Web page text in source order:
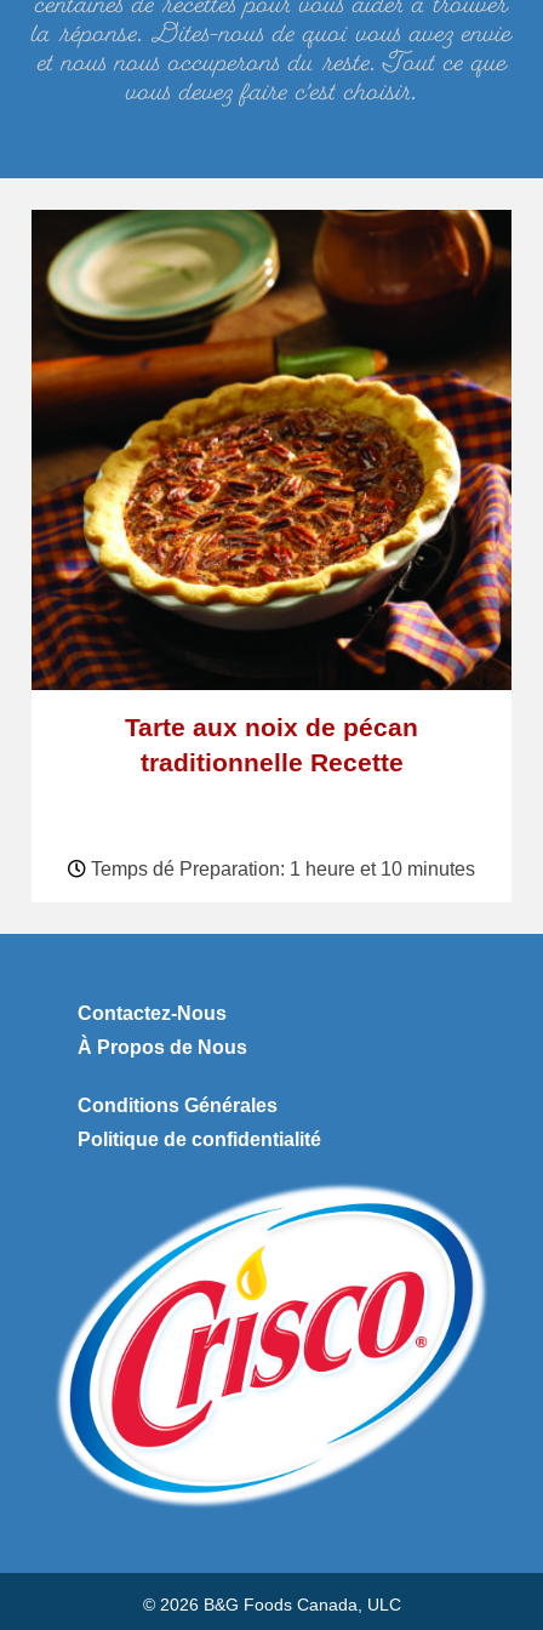
la réponse. Dites-nous de quoi vous avez envie
et nous nous occuperons du reste. Tout ce que
vous devez faire c’est choisir.
Tarte aux noix de pécan
traditionnelle Recette
Temps dé Preparation: 1 heure et 10 minutes
Contactez-Nous
À Propos de Nous
Conditions Générales
Politique de confidentialité
© 2026 B&G Foods Canada, ULC